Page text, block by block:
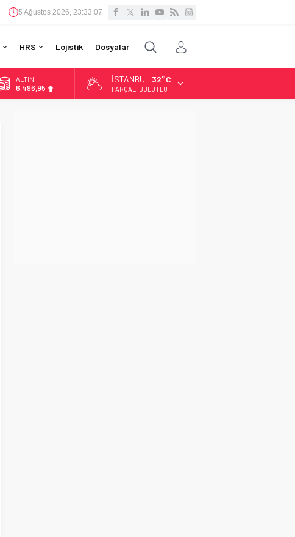
5 Ağustos 2026, 23:33:08
HRS Lojistik Dosyalar
ALTIN
6.496,95
İSTANBUL 32°C
PARÇALI BULUTLU